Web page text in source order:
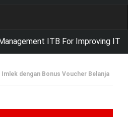
ITB For Improving IT
dengan Bonus Voucher Belanja